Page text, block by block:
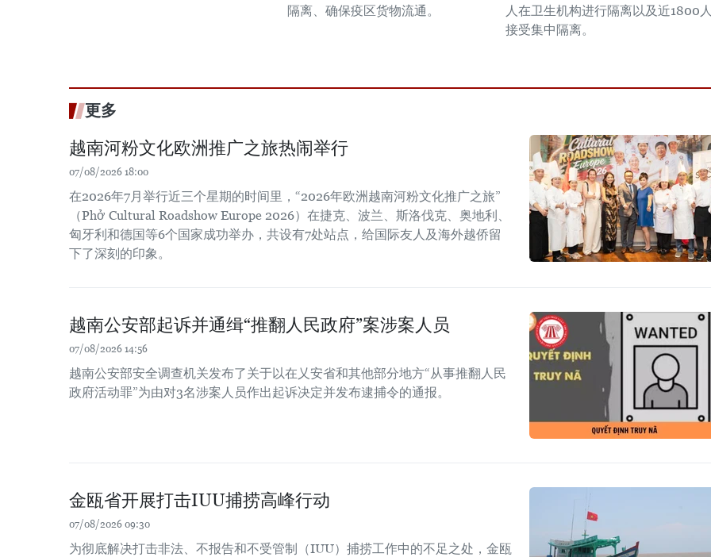
隔离、确保疫区货物流通。
人在卫生机构进行隔离以及近1800
接受集中隔离。
更多
越南河粉文化欧洲推广之旅热闹举行
07/08/2026 18:00
在2026年7月举行近三个星期的时间里，“2026年欧洲越南河粉文化推广之旅”
（Phở Cultural Roadshow Europe 2026）在捷克、波兰、斯洛伐克、奥地利、
匈牙利和德国等6个国家成功举办，共设有7处站点，给国际友人及海外越侨留
下了深刻的印象。
越南公安部起诉并通缉“推翻人民政府”案涉案人员
07/08/2026 14:56
越南公安部安全调查机关发布了关于以在乂安省和其他部分地方“从事推翻人民
政府活动罪”为由对3名涉案人员作出起诉决定并发布逮捕令的通报。
金瓯省开展打击IUU捕捞高峰行动
07/08/2026 09:30
为彻底解决打击非法、不报告和不受管制（IUU）捕捞工作中的不足之处，金瓯